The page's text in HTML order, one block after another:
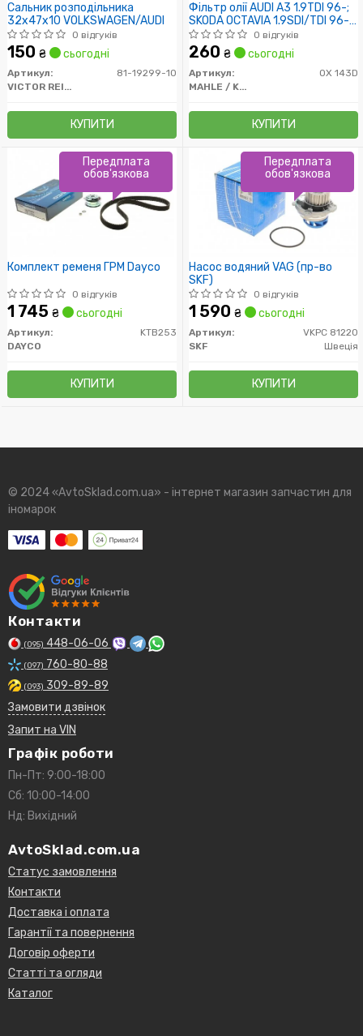
Сальник розподільника
32x47x10 VOLKSWAGEN/AUDI
0 відгуків
150 ₴ сьогодні
Артикул:
81-19299-10
VICTOR REINZ
КУПИТИ
Фільтр олії AUDI A3 1.9TDI 96-;
SKODA OCTAVIA 1.9SDI/TDI 96-
VW LT 2.5TDi0 відгуків
260 ₴ сьогодні
Артикул:
OX 143D
MAHLE / KNECHT
КУПИТИ
Комплект ременя ГРМ Dayco
0 відгуків
1 745 ₴ сьогодні
Артикул:
KTB253
DAYCO
КУПИТИ
Передплата
обов'язкова
Насос водяний VAG (пр-во
SKF)
0 відгуків
1 590 ₴ сьогодні
Артикул:
VKPC 81220
SKF
Швеція
КУПИТИ
Передплата
обов'язкова
© 2024 «AvtoSklad.com.ua» - інтернет магазин запчастин для
іномарок
Контакти
(095) 448-06-06
(097) 760-80-88
(093) 309-89-89
Замовити дзвінок
Запит на VIN
Графік роботи
Пн-Пт: 9:00-18:00
Сб: 10:00-14:00
Нд: Вихідний
AvtoSklad.com.ua
Статус замовлення
Контакти
Доставка і оплата
Гарантії та повернення
Договір оферти
Статті та огляди
Каталог